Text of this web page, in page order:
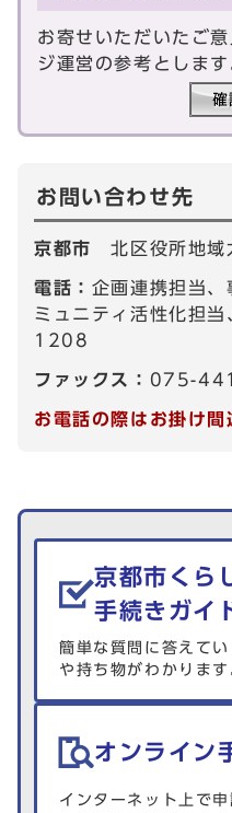
お寄せいただいたご
ジ運営の参考とします
お問い合わせ先
京都市北区役所地域
電話： 企画連携担当、
ミュニティ活性化担
1208
ファックス： 075-
お電話の際はお掛け
生活情報を探す
京都市くら
手続きガイ
簡単な質問に答えて
や持ち物がわかります
オンライン
インターネット上で